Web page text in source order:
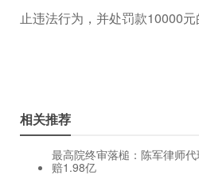
止违法行为，并处罚款10000元
相关推荐
最高院终审落槌：陈军律师
赔1.98亿